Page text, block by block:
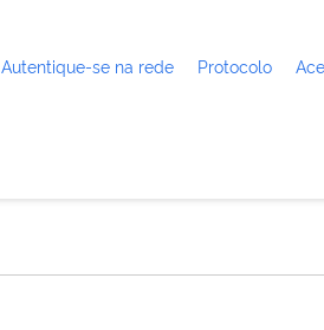
Autentique-se na rede Protocolo